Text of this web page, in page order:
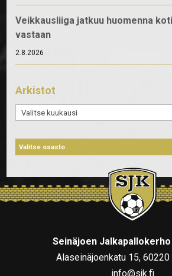
Veikkausliiga jatkuu huomenna
vastaan
2.8.2026
Arkistot
Arkistot
Seinäjoen Jalkapallokerho
Alaseinäjoenkatu 15, 60220
info@sjk.fi